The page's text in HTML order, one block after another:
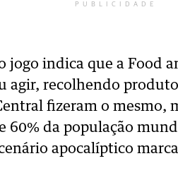
PUBLICIDADE
jogo indica que a Food
agir, recolhendo
fizeram o mesmo,
60% da população
apocalíptico